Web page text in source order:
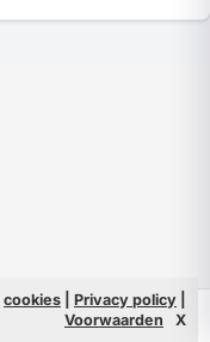
Info
cookies Privacy policy
Voorwaarden
X